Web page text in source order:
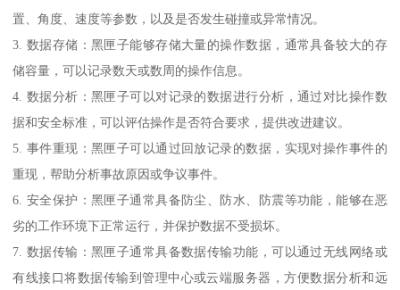
置、角度、速度等参数，以及是否发生碰撞或异常情况。
3. 数据存储：黑匣子能够存储大量的操作数据，通常具备较大的存
储容量，可以记录数天或数周的操作信息。
4. 数据分析：黑匣子可以对记录的数据进行分析，通过对比操作数
据和安全标准，可以评估操作是否符合要求，提供改进建议。
5. 事件重现：黑匣子可以通过回放记录的数据，实现对操作事件的
重现，帮助分析事故原因或争议事件。
6. 安全保护：黑匣子通常具备防尘、防水、防震等功能，能够在恶
劣的工作环境下正常运行，并保护数据不受损坏。
7. 数据传输：黑匣子通常具备数据传输功能，可以通过无线网络或
有线接口将数据传输到管理中心或云端服务器，方便数据分析和远